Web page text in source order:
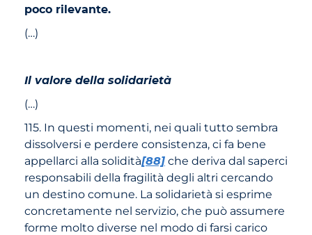
poco rilevante.
(…)
Il valore della solidarietà
(…)
115. In questi momenti, nei quali tutto sembra
dissolversi e perdere consistenza, ci fa bene
appellarci alla solidità[88]che deriva dal saperci
responsabili della fragilità degli altri cercando
un destino comune. La solidarietà si esprime
concretamente nel servizio, che può assumere
forme molto diverse nel modo di farsi carico